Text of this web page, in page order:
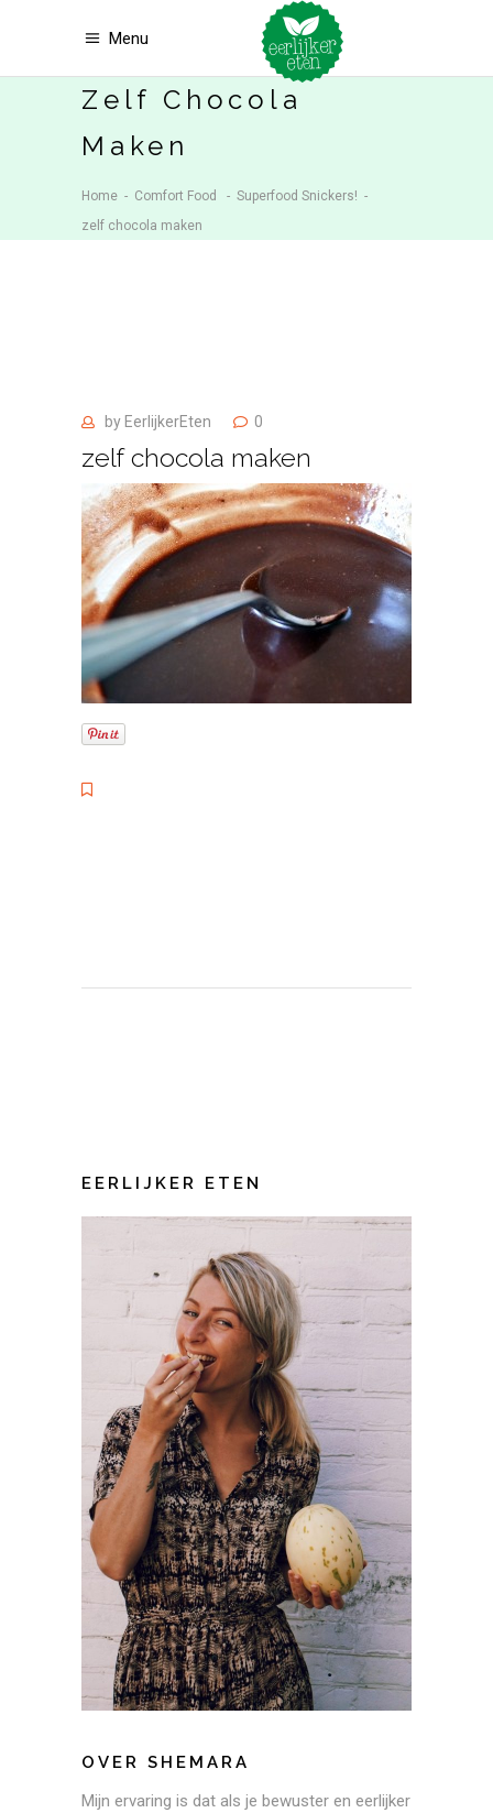
Menu
Zelf Chocola
Maken
Home - Comfort Food - Superfood Snickers! -
zelf chocola maken
by EerlijkerEten 0
zelf chocola maken
EERLIJKER ETEN
OVER SHEMARA
Mijn ervaring is dat als je bewuster en eerlijker